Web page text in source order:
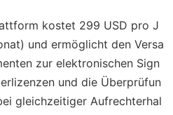
kostet 299 USD pro J
und ermöglicht den Versa
zur elektronischen Sign
und die Überprüfun
gleichzeitiger Aufrechterhal